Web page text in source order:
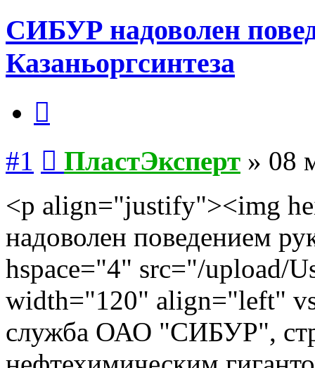
СИБУР надоволен
Казаньоргсинтеза
#1 ПластЭксперт » 08
<p align="justify"><img
надоволен поведением
hspace="4" src="/upload/
width="120" align="left"
служба ОАО "СИБУР",